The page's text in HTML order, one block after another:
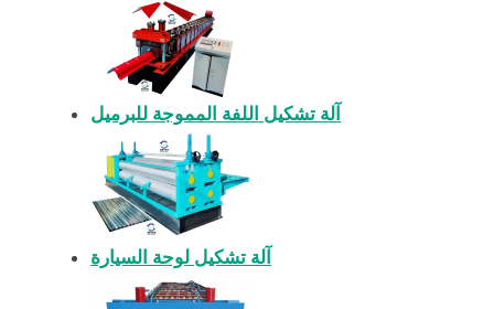
آلة تشكيل اللفة المموجة للبرميل
آلة تشكيل لوحة السيارة